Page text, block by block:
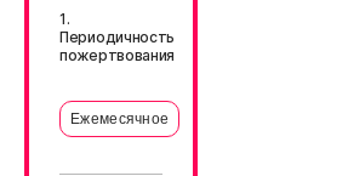
1.
Периодичность
пожертвования
Ежемесячное